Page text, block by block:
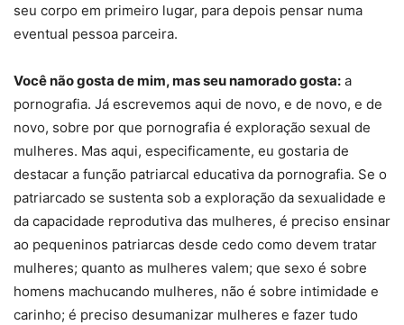
seu corpo em primeiro lugar, para depois pensar numa
eventual pessoa parceira.
Você não gosta de mim, mas seu namorado gosta: a
pornografia. Já escrevemos aqui de novo, e de novo, e de
novo, sobre por que pornografia é exploração sexual de
mulheres. Mas aqui, especificamente, eu gostaria de
destacar a função patriarcal educativa da pornografia. Se o
patriarcado se sustenta sob a exploração da sexualidade e
da capacidade reprodutiva das mulheres, é preciso ensinar
ao pequeninos patriarcas desde cedo como devem tratar
mulheres; quanto as mulheres valem; que sexo é sobre
homens machucando mulheres, não é sobre intimidade e
carinho; é preciso desumanizar mulheres e fazer tudo